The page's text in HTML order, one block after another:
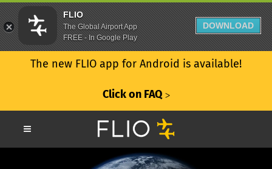
The new FLIO app for Android is available!
Click on FAQ ᐳ
FLIO
The Global Airport App
FREE - In Google Play
DOWNLOAD